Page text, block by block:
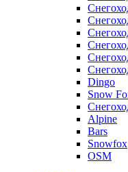
Dingo
Snow
Alpine
Bars
Snowfox
OSM